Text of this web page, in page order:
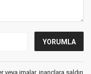
imalar, inançlara saldırı